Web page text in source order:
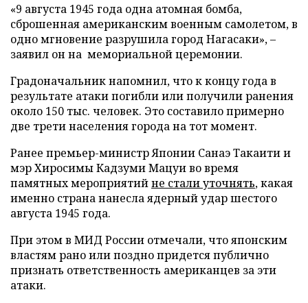
«9 августа 1945 года одна атомная бомба,
сброшенная американским военным самолетом, в
одно мгновение разрушила город Нагасаки», –
заявил он на мемориальной церемонии.
Градоначальник напомнил, что к концу года в
результате атаки погибли или получили ранения
около 150 тыс. человек. Это составило примерно
две трети населения города на тот момент.
Ранее премьер-министр Японии Санаэ Такаити и
мэр Хиросимы Кадзуми Мацуи во время
памятных мероприятийне стали уточнять, какая
именно страна нанесла ядерный удар шестого
августа 1945 года.
При этом в МИД России отмечали, что японским
властям рано или поздно придется публично
признать ответственность американцев за эти
атаки.